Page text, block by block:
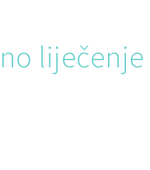
liječenje